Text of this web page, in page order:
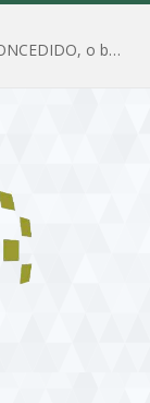
PORTARIA Nº 025/2026-GP/IPREVSSBV – CONCEDIDO, o benefício de PENSÃO a MARIA ESTELA DOS SANTOS SOUZA